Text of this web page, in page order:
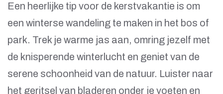
Een heerlijke tip voor de kerstvakantie is om
een winterse wandeling te maken in het bos of
park. Trek je warme jas aan, omring jezelf met
de knisperende winterlucht en geniet van de
serene schoonheid van de natuur. Luister naar
het geritsel van bladeren onder je voeten en